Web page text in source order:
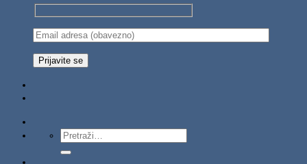
Pretraži: